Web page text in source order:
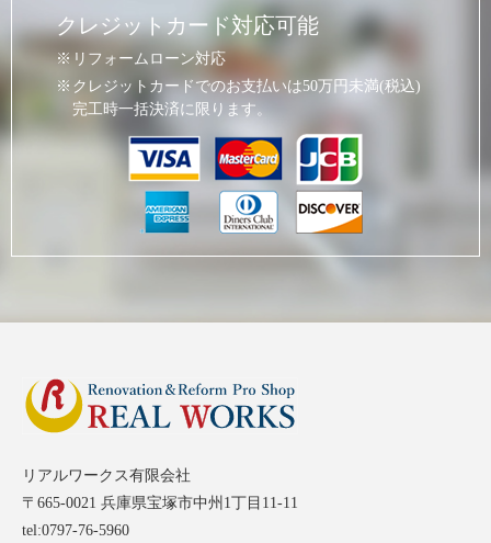
クレジットカード対応可能
リフォームローン対応
クレジットカードでのお支払いは50万円未満(税込)
完工時一括決済に限ります。
リアルワークス有限会社
〒665-0021 兵庫県宝塚市中州1丁目11-11
tel:0797-76-5960